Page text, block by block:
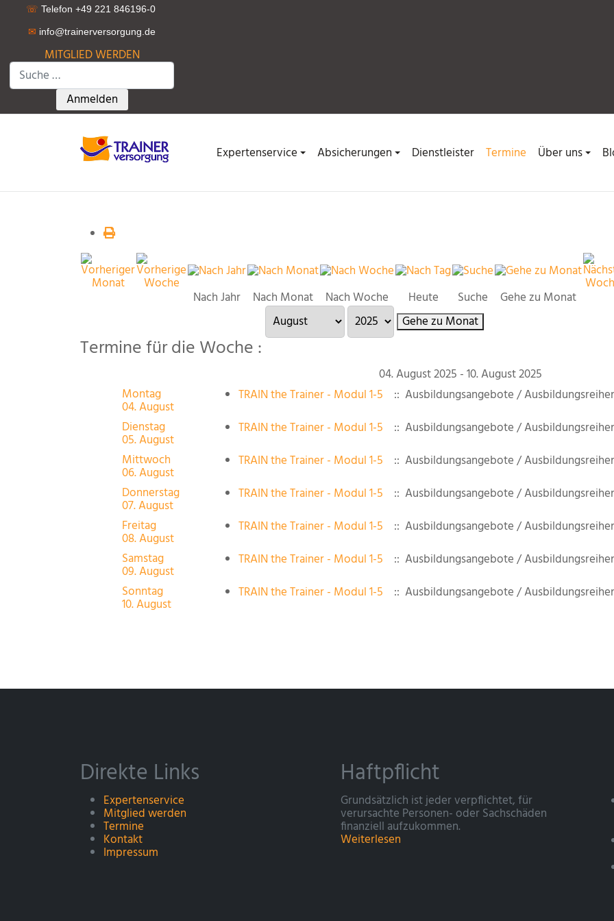
☏ Telefon +49 221 846196-0
✉ info@trainerversorgung.de
MITGLIED WERDEN
Suchen
Type 2 or more characters for results.
Anmelden
Expertenservice Absicherungen Dienstleister Termine Über uns
Nach Jahr Nach Monat Nach Woche Heute Suche
Gehe zu Monat
Gehe zu Monat
Termine für die Woche :
04. August 2025 - 10. August 2025
Montag
04. August
TRAIN the Trainer - Modul 1-5
:: Ausbildungsangebote /
Dienstag
05. August
TRAIN the Trainer - Modul 1-5
:: Ausbildungsangebote /
Mittwoch
06. August
TRAIN the Trainer - Modul 1-5
:: Ausbildungsangebote /
Donnerstag
07. August
TRAIN the Trainer - Modul 1-5
:: Ausbildungsangebote /
Freitag
08. August
TRAIN the Trainer - Modul 1-5
:: Ausbildungsangebote /
Samstag
09. August
TRAIN the Trainer - Modul 1-5
:: Ausbildungsangebote /
Sonntag
10. August
TRAIN the Trainer - Modul 1-5 :: Ausbildungsangebote /
Direkte Links
Expertenservice
Mitglied werden
Termine
Kontakt
Impressum
Haftpflicht
Grundsätzlich ist jeder verpflichtet, für
verursachte Personen- oder Sachschäden
finanziell aufzukommen.
Weiterlesen